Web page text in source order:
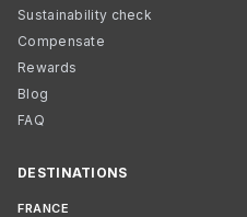
Sustainability check
Compensate
Rewards
Blog
FAQ
DESTINATIONS
FRANCE